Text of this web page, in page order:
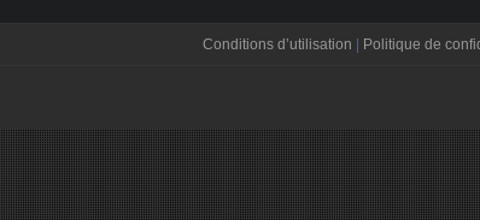
Conditions d’utilisation Politique de